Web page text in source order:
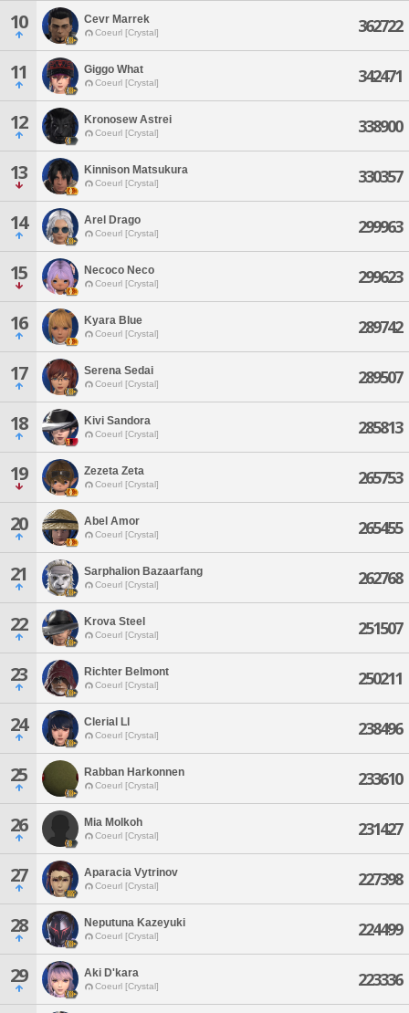
10 Cevr Marrek
Coeurl [Crystal] 362722
11 Giggo What
Coeurl [Crystal] 342471
12 Kronosew Astrei
Coeurl [Crystal] 338900
13 Kinnison Matsukura
Coeurl [Crystal] 330357
14 Arel Drago
Coeurl [Crystal] 299963
15 Necoco Neco
Coeurl [Crystal] 299623
16 Kyara Blue
Coeurl [Crystal] 289742
17 Serena Sedai
Coeurl [Crystal] 289507
18 Kivi Sandora
Coeurl [Crystal] 285813
19 Zezeta Zeta
Coeurl [Crystal] 265753
20 Abel Amor
Coeurl [Crystal] 265455
21 Sarphalion Bazaarfang
Coeurl [Crystal] 262768
22 Krova Steel
Coeurl [Crystal] 251507
23 Richter Belmont
Coeurl [Crystal] 250211
24 Clerial Ll
Coeurl [Crystal] 238496
25 Rabban Harkonnen
Coeurl [Crystal] 233610
26 Mia Molkoh
Coeurl [Crystal] 231427
27 Aparacia Vytrinov
Coeurl [Crystal] 227398
28 Neputuna Kazeyuki
Coeurl [Crystal] 224499
29 Aki D'kara
Coeurl [Crystal] 223336